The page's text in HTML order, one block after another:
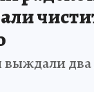
два